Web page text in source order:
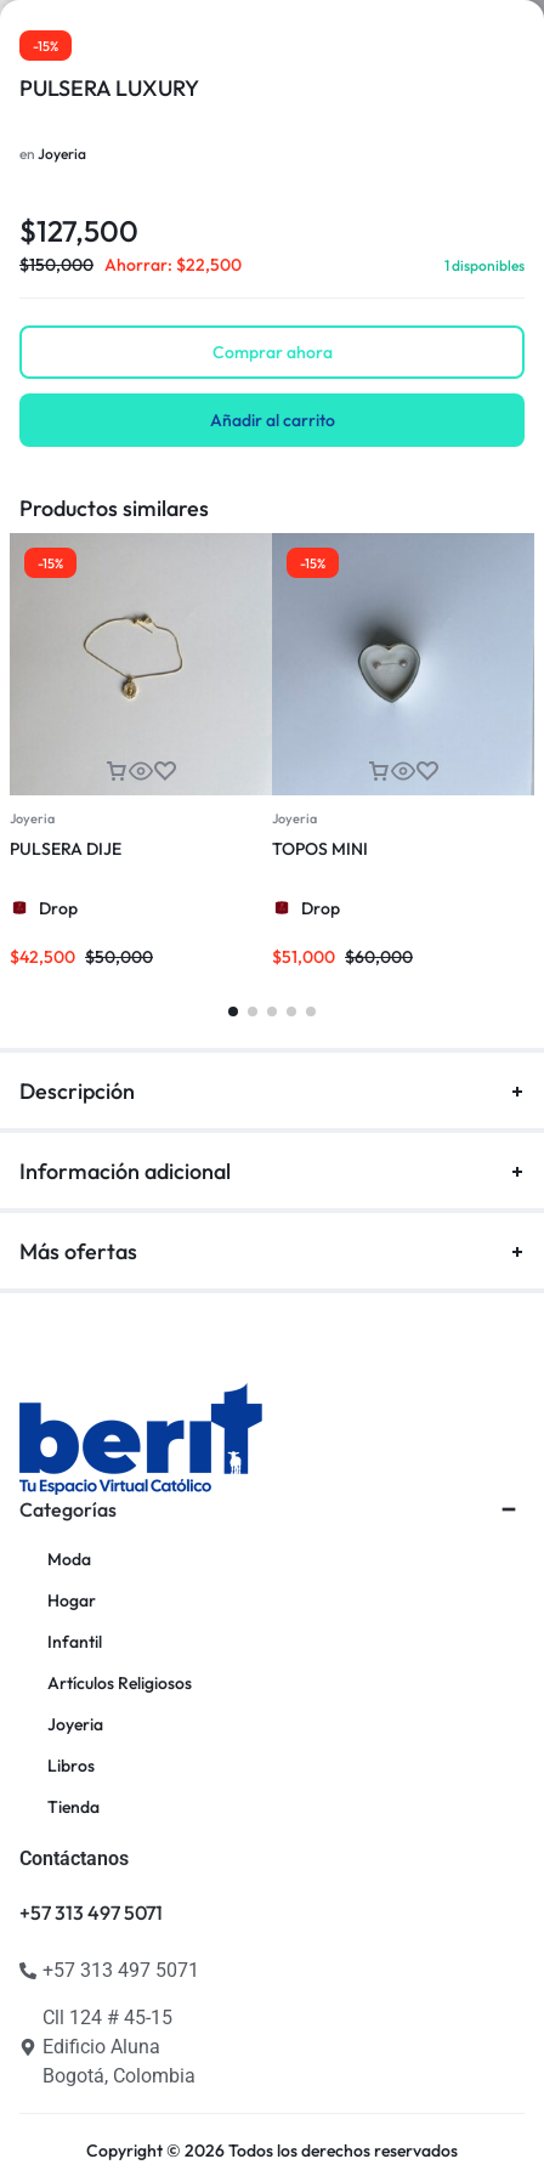
-15%
PULSERA LUXURY
en Joyeria
$127,500
$150,000 Ahorrar: $22,500 1 disponibles
Añadir al carrito
Comprar ahora
Productos similares
-15%
Joyeria
PULSERA DIJE
Drop
$42,500 $50,000
-15%
Joyeria
TOPOS MINI
Drop
$51,000 $60,000
Descripción
Información adicional
Más ofertas
Categorías
Moda
Hogar
Infantil
Artículos Religiosos
Joyeria
Libros
Tienda
Contáctanos
+57 313 497 5071
+57 313 497 5071
Cll 124 # 45-15
Edificio Aluna
Bogotá, Colombia
Copyright © 2026 Todos los derechos reservados